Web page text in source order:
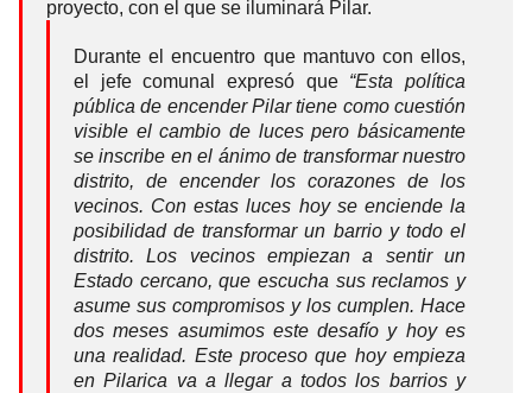
proyecto, con el que se iluminará Pilar.
Durante el encuentro que mantuvo con ellos,
el jefe comunal expresó que “Esta política
pública de encender Pilar tiene como cuestión
visible el cambio de luces pero básicamente
se inscribe en el ánimo de transformar nuestro
distrito, de encender los corazones de los
vecinos. Con estas luces hoy se enciende la
posibilidad de transformar un barrio y todo el
distrito. Los vecinos empiezan a sentir un
Estado cercano, que escucha sus reclamos y
asume sus compromisos y los cumplen. Hace
dos meses asumimos este desafío y hoy es
una realidad. Este proceso que hoy empieza
en Pilarica va a llegar a todos los barrios y